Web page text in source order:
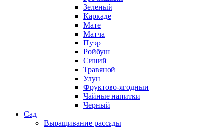
Зеленый
Каркаде
Мате
Матча
Пуэр
Ройбуш
Синий
Травяной
Улун
Фруктово-ягодный
Чайные напитки
Черный
Сад
Выращивание рассады